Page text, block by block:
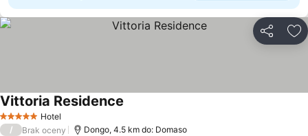
5 KategoriaHotel
Vittoria Residence
/ Brak oceny Dongo, 4.5 km do: Domaso